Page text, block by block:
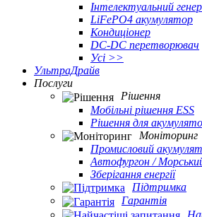
Інтелектуальний
LiFePO4 акумулятор
Кондиціонер
DC-DC перетворювач
Усі >>
УльтраДрайв
Послуги
Рішення
Мобільні рішення ESS
Рішення для
Моніторинг
Промисловий
Автофургон /
Зберігання енергії
Підтримка
Гарантія